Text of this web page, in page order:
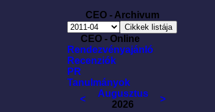
CEO - Archivum
CEO - Online
Rendezvényajánló
Recenziók
PR
Tanulmányok
<
Augusztus
2026
>